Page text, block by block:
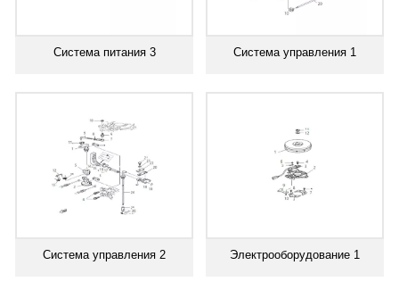
Система питания 3 Система управления 1
Система управления 2 Электрооборудование 1